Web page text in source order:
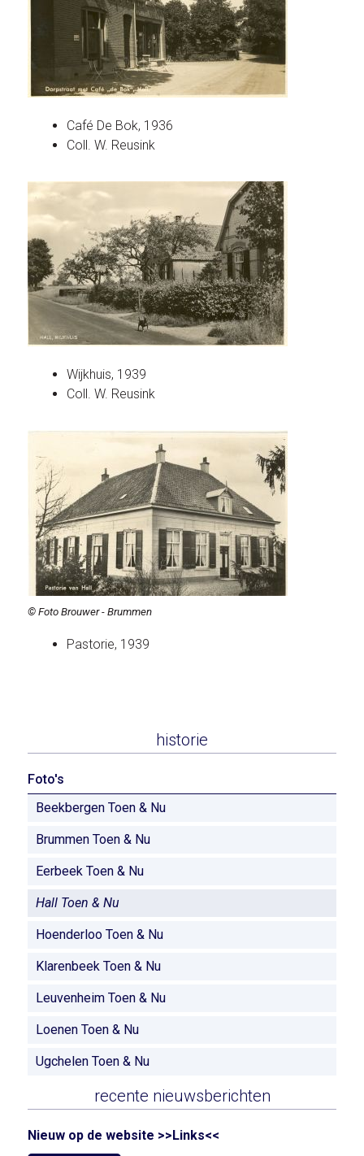
Café De Bok, 1936
Coll. W. Reusink
Wijkhuis, 1939
Coll. W. Reusink
© Foto Brouwer - Brummen
Pastorie, 1939
historie
Foto's
Beekbergen Toen & Nu
Brummen Toen & Nu
Eerbeek Toen & Nu
Hall Toen & Nu
Hoenderloo Toen & Nu
Klarenbeek Toen & Nu
Leuvenheim Toen & Nu
Loenen Toen & Nu
Ugchelen Toen & Nu
recente nieuwsberichten
Nieuw op de website >>Links<<